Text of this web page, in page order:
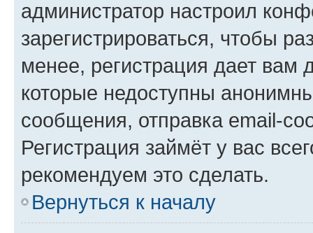
администратор настроил
зарегистрироваться, чтобы
менее, регистрация дает вам
которые недоступны
сообщения, отправка email-
Регистрация займёт у вас
рекомендуем это сделать.
Вернуться к началу